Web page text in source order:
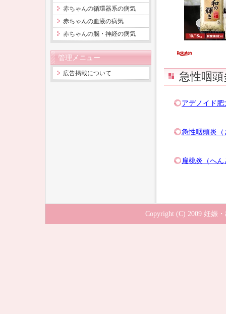
急性咽
アデノイド
急性咽頭炎
扁桃炎（へ
赤ちゃんの循環器系の病気
赤ちゃんの血液の病気
赤ちゃんの脳・神経の病気
管理メニュー
広告掲載について
Copyright (C) 2009 妊娠